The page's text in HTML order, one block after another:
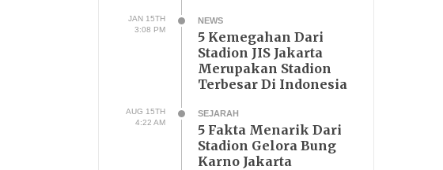
JAN 15TH
3:08 PM
NEWS
5 Kemegahan Dari
Stadion JIS Jakarta
Merupakan Stadion
Terbesar Di Indonesia
AUG 15TH
4:22 AM
SEJARAH
5 Fakta Menarik Dari
Stadion Gelora Bung
Karno Jakarta